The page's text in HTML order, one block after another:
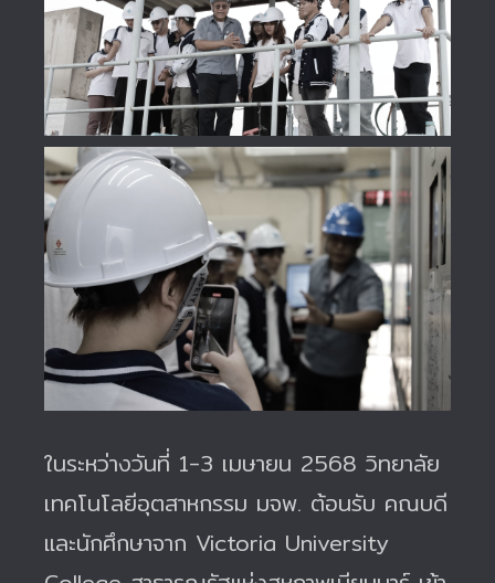
ในระหว่างวันที่ 1-3 เมษายน 2568 วิทยาลัย
เทคโนโลยีอุตสาหกรรม มจพ. ต้อนรับ คณบดี
และนักศึกษาจาก Victoria University